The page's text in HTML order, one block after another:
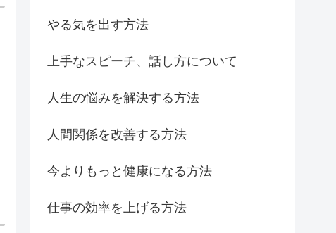
やる気を出す方法
上手なスピーチ、話し方について
人生の悩みを解決する方法
人間関係を改善する方法
今よりもっと健康になる方法
仕事の効率を上げる方法